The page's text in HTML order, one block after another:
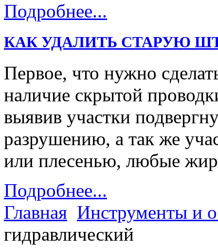
Подробнее...
КАК УДАЛИТЬ СТАРУЮ
Первое, что нужно
наличие скрытой
выявив участки
разрушению, а так же
или плесенью, любые
Подробнее...
Главная Инструменты и
гидравлический